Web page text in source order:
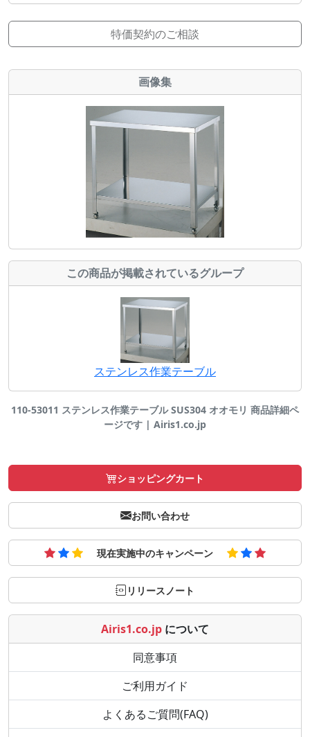
特価契約のご相談
画像集
この商品が掲載されているグループ
ステンレス作業テーブル
110-53011 ステンレス作業テーブル SUS304 オオモリ 商品詳細ペ
ージです | Airis1.co.jp
ショッピングカート
お問い合わせ
現在実施中のキャンペーン
リリースノート
Airis1.co.jp について
同意事項
ご利用ガイド
よくあるご質問(FAQ)